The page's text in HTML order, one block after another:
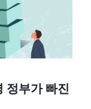
정부가 빠진